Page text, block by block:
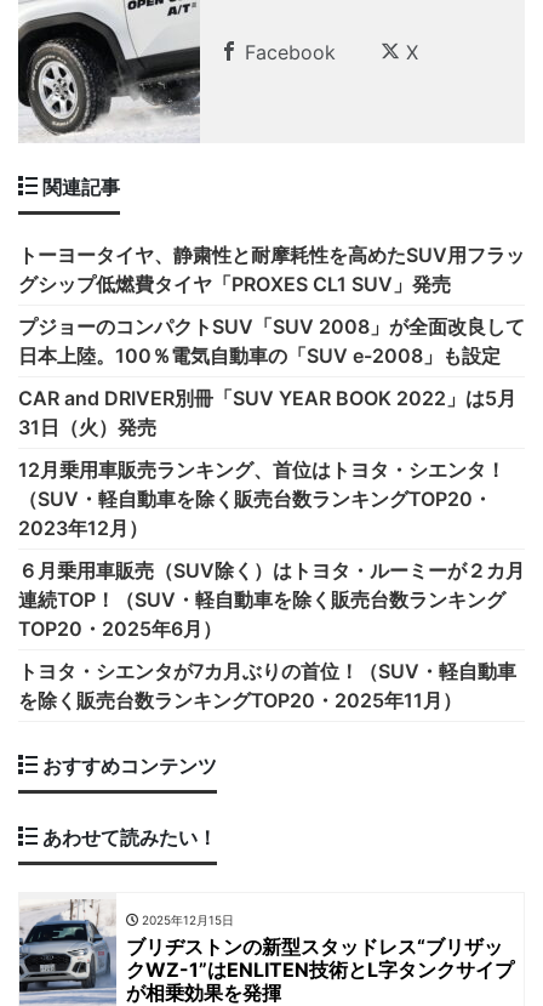
Facebook X
関連記事
トーヨータイヤ、静粛性と耐摩耗性を高めたSUV用フラッ
グシップ低燃費タイヤ「PROXES CL1 SUV」発売
プジョーのコンパクトSUV「SUV 2008」が全面改良して
日本上陸。100％電気自動車の「SUV e-2008」も設定
CAR and DRIVER別冊「SUV YEAR BOOK 2022」は5月
31日（火）発売
12月乗用車販売ランキング、首位はトヨタ・シエンタ！
（SUV・軽自動車を除く販売台数ランキングTOP20・
2023年12月）
６月乗用車販売（SUV除く）はトヨタ・ルーミーが２カ月
連続TOP！（SUV・軽自動車を除く販売台数ランキング
TOP20・2025年6月）
トヨタ・シエンタが7カ月ぶりの首位！（SUV・軽自動車
を除く販売台数ランキングTOP20・2025年11月）
おすすめコンテンツ
あわせて読みたい！
2025年12月15日
ブリヂストンの新型スタッドレス“ブリザッ
クWZ-1”はENLITEN技術とL字タンクサイプ
が相乗効果を発揮